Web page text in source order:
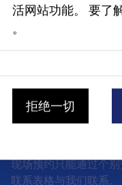
星期一:
星期二:
星期四:
08:00-14:00下午
星期五:
现场预约只能通过个
联系表格与我们联系。
活网站功能。
要了
。
拒绝一切